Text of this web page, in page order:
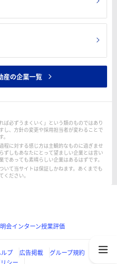
産の企業一覧
ば必ずうまくいく」という類のものではあり
し、方針の変更や採用担当者が変わることで
程に対する感じ方は主観的なものに過ぎませ
ずしもあなたにとって望ましい企業とは言い
あっても素晴らしい企業はあるはずです。
いて当サイトは保証しかねます。あくまでも
ください。
会インターン授業評価
プ 広告掲載
グループ規約